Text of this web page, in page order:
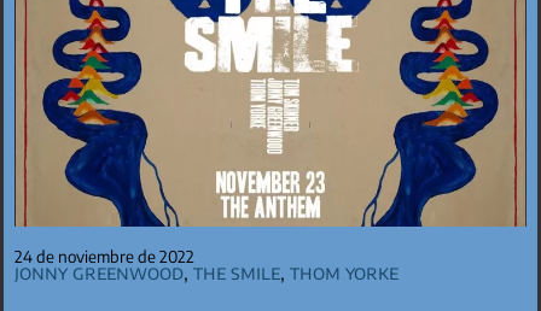
24 de noviembre de 2022
Jonny Greenwood,The Smile,Thom Yorke